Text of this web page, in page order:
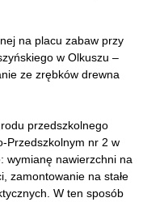
na placu zabaw przy
w Olkuszu –
ze zrębków drewna
przedszkolnego
Przedszkolnym nr 2 w
wymianę nawierzchni na
zamontowanie na stałe
W ten sposób